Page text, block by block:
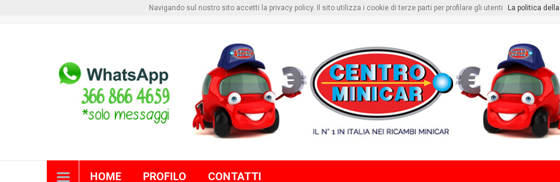
Registrati
HOME PROFILO CONTATTI
Navigando sul nostro sito accetti la privacy policy. Il sito utilizza i cookie di terze parti per profilare gli utenti La politica